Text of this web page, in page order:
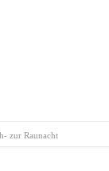
zur Raunacht